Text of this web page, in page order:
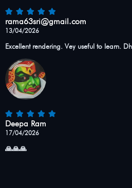
rama63sri@gmail.com
13/04/2026
Excellent rendering. Vey useful to learn.
Deepa Ram
17/04/2026
🙏🙏🙏